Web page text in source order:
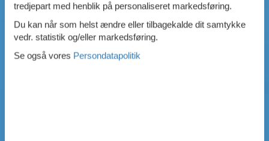
tredjepart med henblik på personaliseret markedsføring.
Du kan når som helst ændre eller tilbagekalde dit samtykke
vedr. statistik og/eller markedsføring.
Se også vores Persondatapolitik